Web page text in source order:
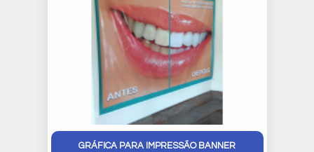
GRÁFICA PARA IMPRESSÃO BANNER